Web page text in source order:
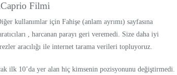
Filmi
kullanımlar için Fahişe (anlam ayrımı) sayfasına
, harcanan parayı geri veremedi. Size daha iyi
aracılığı ile internet tarama verileri topluyoruz.
ilk 10’da yer alan hiç kimsenin pozisyonunu değiştirmedi.